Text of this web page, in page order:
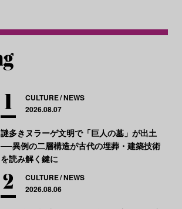
CULTURE NEWS
2026.08.07
謎多きヌラーゲ文明で「巨人の墓」が出土
──異例の二層構造が古代の埋葬・建築技術
を読み解く鍵に
CULTURE NEWS
2026.08.06